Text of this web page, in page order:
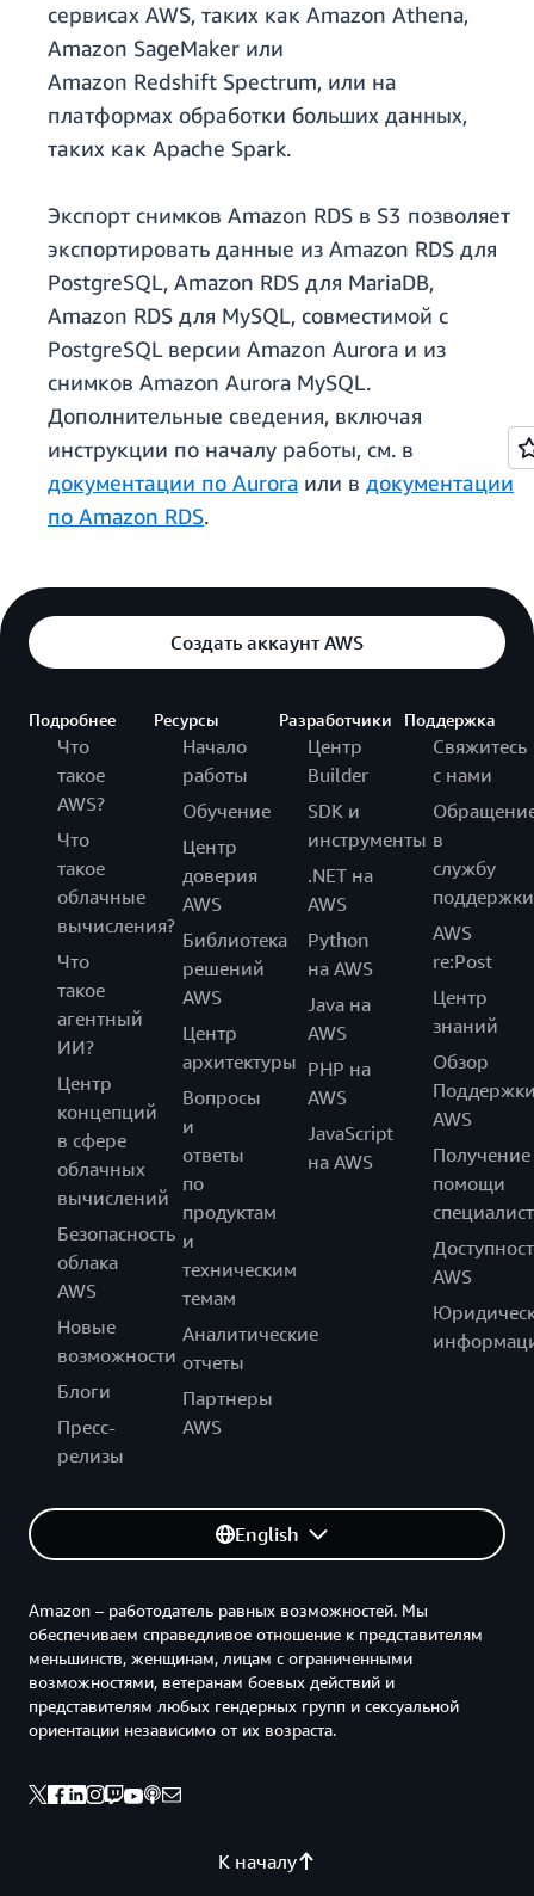
сервисах AWS, таких как Amazon Athena,
Amazon SageMaker или
Amazon Redshift Spectrum, или на
платформах обработки больших данных,
таких как Apache Spark.
Экспорт снимков Amazon RDS в S3 позволяет
экспортировать данные из Amazon RDS для
PostgreSQL, Amazon RDS для MariaDB,
Amazon RDS для MySQL, совместимой с
PostgreSQL версии Amazon Aurora и из
снимков Amazon Aurora MySQL.
Дополнительные сведения, включая
инструкции по началу работы, см. в
документации по Aurora или в документации
по Amazon RDS.
Создать аккаунт AWS
Подробнее
Что
такое
AWS?
Что
такое
облачные
вычисления?
Что
такое
агентный
ИИ?
Центр
концепций
в сфере
облачных
вычислений
Безопасность
облака
AWS
Новые
возможности
Блоги
Пресс-
релизы
Ресурсы
Начало
работы
Обучение
Центр
доверия
AWS
Библиотека
решений
AWS
Центр
архитектуры
Вопросы
и
ответы
по
продуктам
и
техническим
темам
Аналитические
отчеты
Партнеры
AWS
Разработчики
Центр
Builder
SDK и
инструменты
.NET на
AWS
Python
на AWS
Java на
AWS
PHP на
AWS
JavaScript
на AWS
Поддержка
Свяжитесь
с нами
в
службу
поддержки
AWS
re:Post
Центр
знаний
Обзор
AWS
Получение
помощи
AWS
English
К началу
Amazon – работодатель равных возможностей. Мы
обеспечиваем справедливое отношение к представителям
меньшинств, женщинам, лицам с ограниченными
возможностями, ветеранам боевых действий и
представителям любых гендерных групп и сексуальной
ориентации независимо от их возраста.